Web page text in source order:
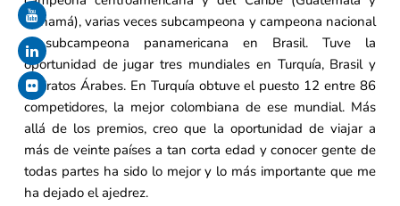
Panamá), varias veces subcampeona y campeona nacional
y subcampeona panamericana en Brasil. Tuve la
oportunidad de jugar tres mundiales en Turquía, Brasil y
Emiratos Árabes. En Turquía obtuve el puesto 12 entre 86
competidores, la mejor colombiana de ese mundial. Más
allá de los premios, creo que la oportunidad de viajar a
más de veinte países a tan corta edad y conocer gente de
todas partes ha sido lo mejor y lo más importante que me
ha dejado el ajedrez.